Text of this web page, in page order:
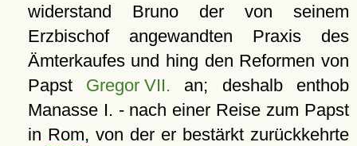
widerstand Bruno der von seinem
Erzbischof angewandten Praxis des
Ämterkaufes und hing den Reformen von
Papst Gregor VII. an; deshalb enthob
Manasse I. - nach einer Reise zum Papst
in Rom, von der er bestärkt zurückkehrte